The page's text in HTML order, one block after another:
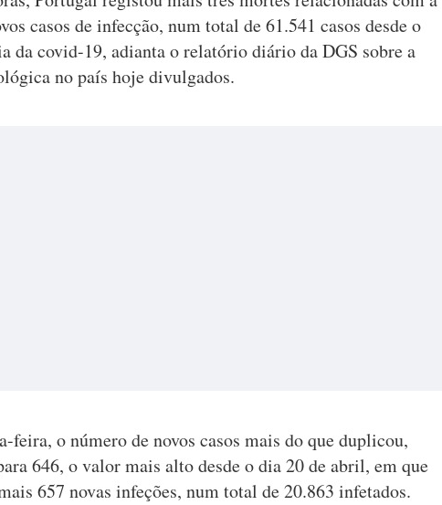
casos de infecção, num total de 61.541 casos desde o
da covid-19, adianta o relatório diário da DGS sobre a
no país hoje divulgados.
feira, o número de novos casos mais do que duplicou,
646, o valor mais alto desde o dia 20 de abril, em que
657 novas infeções, num total de 20.863 infetados.